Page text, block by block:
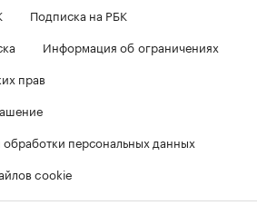
Подписка на РБК
Информация об ограничениях
прав
персональных данных
cookie